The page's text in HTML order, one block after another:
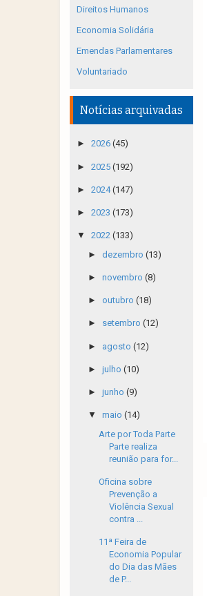
Direitos Humanos
Economia Solidária
Emendas Parlamentares
Voluntariado
Notícias arquivadas
► 2026 (45)
► 2025 (192)
► 2024(147)
► 2023 (173)
▼ 2022 (133)
► dezembro (13)
► novembro (8)
► outubro (18)
► setembro (12)
► agosto (12)
► julho (10)
► junho (9)
▼ maio (14)
Arte por Toda Parte
Parte realiza
reunião para for...
Oficina sobre
Prevenção a
Violência Sexual
contra ...
11ª Feira de
Economia Popular
do Dia das Mães
de P...